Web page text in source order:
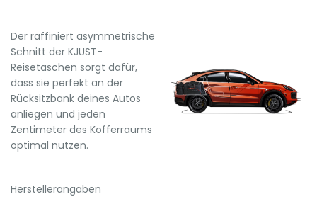
Der raffiniert asymmetrische
Schnitt der KJUST-
Reisetaschen sorgt dafür,
dass sie perfekt an der
Rücksitzbank deines Autos
anliegen und jeden
Zentimeter des Kofferraums
optimal nutzen.
Herstellerangaben